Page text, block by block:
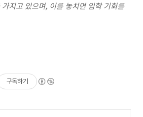
지고 있으며, 이를 놓치면 입학 기회를
구독하기